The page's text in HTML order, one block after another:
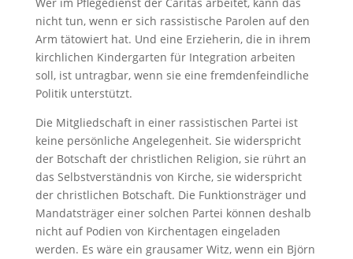
nicht tun, wenn er sich rassistische Parolen auf den
Arm tätowiert hat. Und eine Erzieherin, die in ihrem
kirchlichen Kindergarten für Integration arbeiten
soll, ist untragbar, wenn sie eine fremdenfeindliche
Politik unterstützt.
Die Mitgliedschaft in einer rassistischen Partei ist
keine persönliche Angelegenheit. Sie widerspricht
der Botschaft der christlichen Religion, sie rührt an
das Selbstverständnis von Kirche, sie widerspricht
der christlichen Botschaft. Die Funktionsträger und
Mandatsträger einer solchen Partei können deshalb
nicht auf Podien von Kirchentagen eingeladen
werden. Es wäre ein grausamer Witz, wenn ein Björn